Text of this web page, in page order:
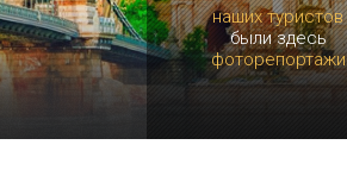
наших туристов
были здесь
фоторепортажи